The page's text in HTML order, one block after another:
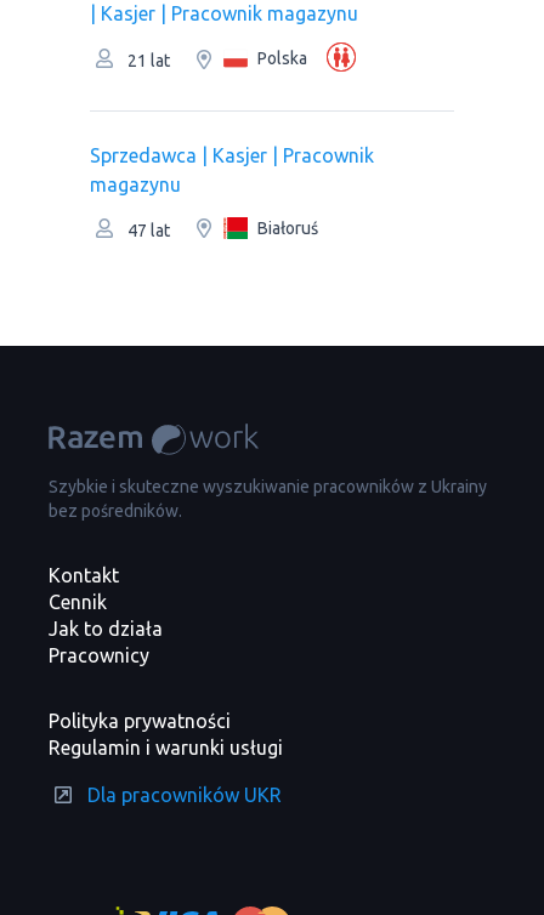
| Kasjer | Рracownik magazynu
21 lat Polska
Sprzedawca | Kasjer | Рracownik
magazynu
47 lat Białoruś
Szybkie i skuteczne wyszukiwanie pracowników z Ukrainy
bez pośredników.
Kontakt
Cennik
Jak to działa
Pracownicy
Polityka prywatności
Regulamin i warunki usługi
Dla pracowników UKR